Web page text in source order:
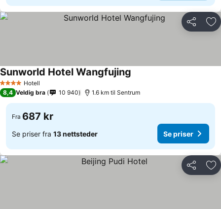
Del
4 StjernerHotell
Sunworld Hotel Wangfujing
8,4 Veldig bra 10 940 1.6 km til Sentrum
Fra 687 kr
Se priser fra 13 nettsteder Se priser
Del